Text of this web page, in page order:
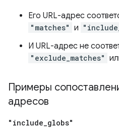
Его URL-адрес
"matches" и
И URL-адрес не
"exclude_matches"
Примеры
адресов
"include_globs"